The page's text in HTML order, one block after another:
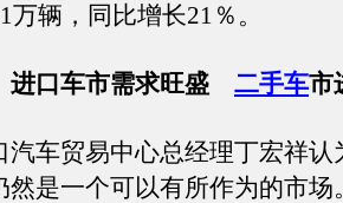
万辆，同比增长21％。
口车市需求旺盛 二手车市
贸易中心总经理丁宏祥认
然是一个可以有所作为的市场